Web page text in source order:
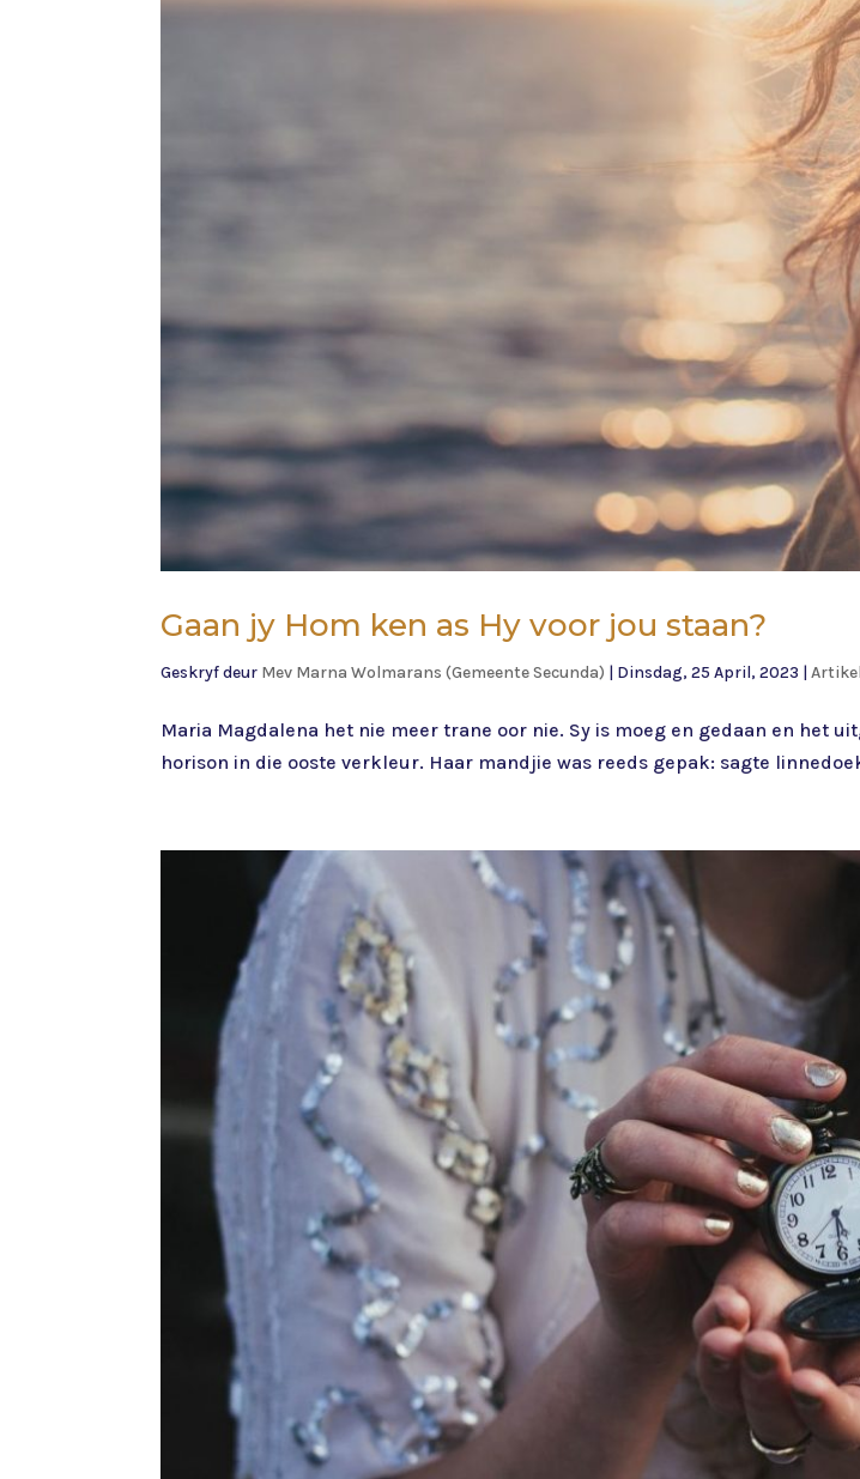
Gaan jy Hom ken as Hy voor jou staan?
Geskryf deur Mev Marna Wolmarans (Gemeente Secunda) Dinsdag, 25 April, 2023 |
Maria Magdalena het nie meer trane oor nie. Sy is moeg en gedaan en het
horison in die ooste verkleur. Haar mandjie was reeds gepak: sagte